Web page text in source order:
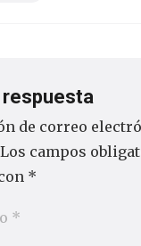
respuesta
de correo
Los campos
*